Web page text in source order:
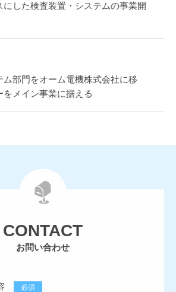
にした検査装置・システムの事業開
ム部門をオーム電機株式会社に移
メイン事業に据える
CONTACT
お問い合わせ
必須